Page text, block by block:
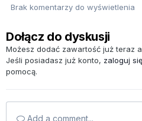
Brak komentarzy do wyświetlenia
Dołącz do dyskusji
Możesz dodać zawartość już teraz
Jeśli posiadasz już konto, zaloguj się
pomocą.
Add a comment...